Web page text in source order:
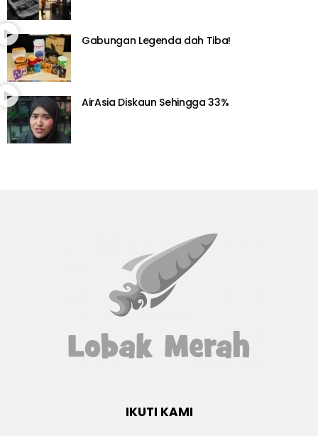
Gabungan Legenda dah Tiba!
AirAsia Diskaun Sehingga 33%
IKUTI KAMI